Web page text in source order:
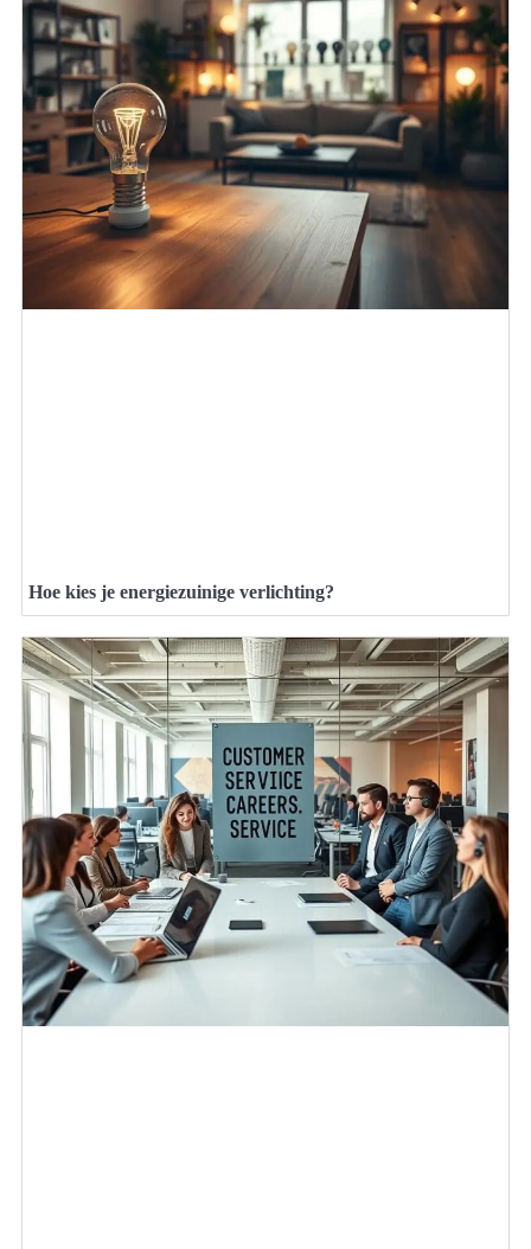
Hoe kies je energiezuinige verlichting?